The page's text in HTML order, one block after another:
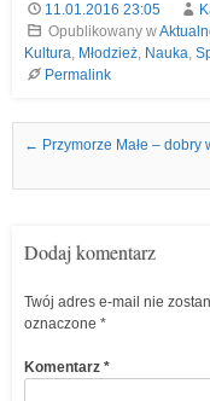
11.01.2016 23:05
Opublikowany w
Kultura, Młodzież, Nauka,
Permalink
Nawigacja we wpisach
← Przymorze Małe –
Dodaj komentarz
Twój adres e-mail nie
oznaczone *
Komentarz *